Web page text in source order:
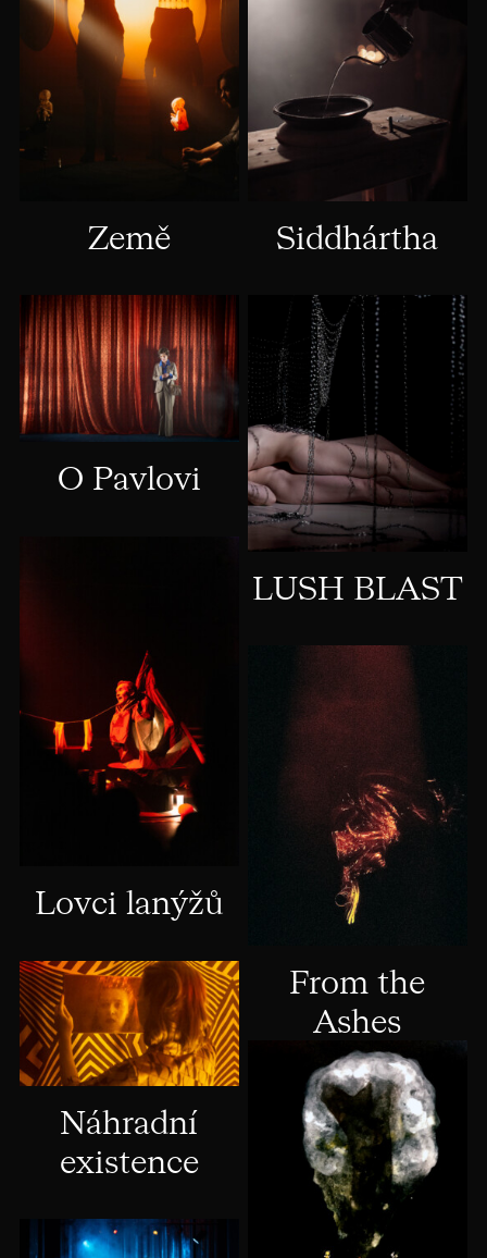
Země Siddhártha
LUSH BLAST
O Pavlovi
Lovci lanýžů
From the
Ashes
Náhradní
existence